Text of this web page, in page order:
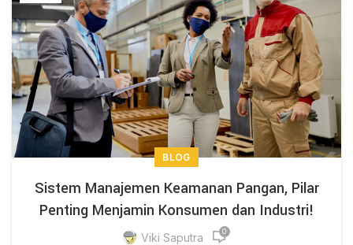
BLOG
Sistem Manajemen Keamanan Pangan, Pilar
Penting Menjamin Konsumen dan Industri!
Viki Saputra 0